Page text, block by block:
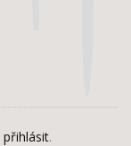
přihlásit.